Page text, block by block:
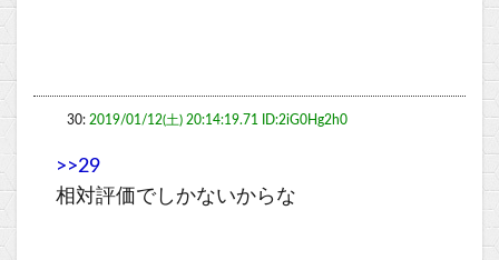
30: 2019/01/12(土) 20:14:19.71 ID:2iG0Hg2h0
>>29
相対評価でしかないからな